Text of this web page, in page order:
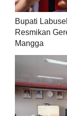
Bupati
Resmikan
Mangga